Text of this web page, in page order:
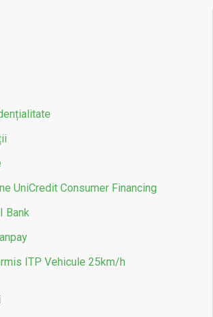
UniCredit Consumer Financing
Bank
ITP Vehicule 25km/h